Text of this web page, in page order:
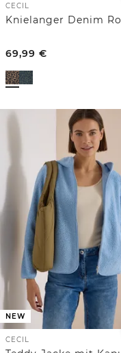
CECIL
69,99 €
NEW
CECIL